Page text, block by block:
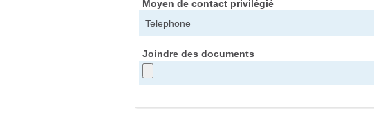
Moyen de contact privilégié
Joindre des documents